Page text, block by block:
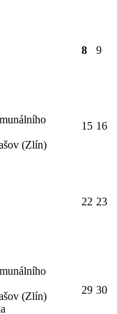
8 9
(Zlín)
15 16
22 23
(Zlín)
29 30